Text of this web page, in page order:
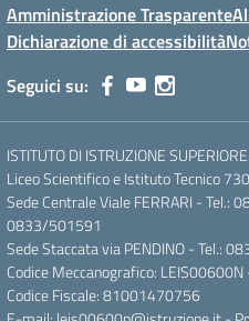
Amministrazione Trasparente
Dichiarazione di accessibilità
Seguici su:
ISTITUTO DI ISTRUZIONE
Liceo Scientifico e Istituto Tecnico
Sede Centrale Viale FERRARI -
0833/501591
Sede Staccata via PENDINO - Tel.:
Codice Meccanografico:
Codice Fiscale: 81001470756